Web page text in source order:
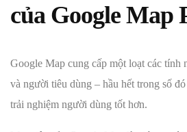
của Google Map
Google Map cung cấp một loạt các tính
và người tiêu dùng – hầu hết trong số
trải nghiệm người dùng tốt hơn.